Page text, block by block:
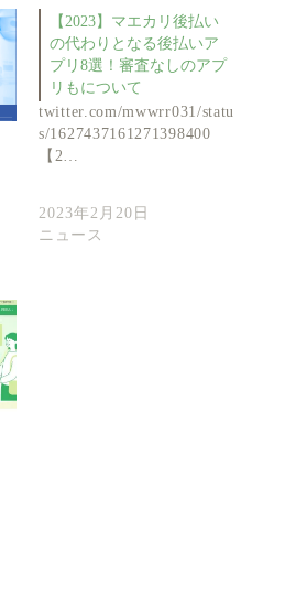
【2023】マエカリ後払い
の代わりとなる後払いア
プリ8選！審査なしのアプ
リもについて
twitter.com/mwwrr031/statu
s/1627437161271398400
【2…
2023年2月20日
ニュース